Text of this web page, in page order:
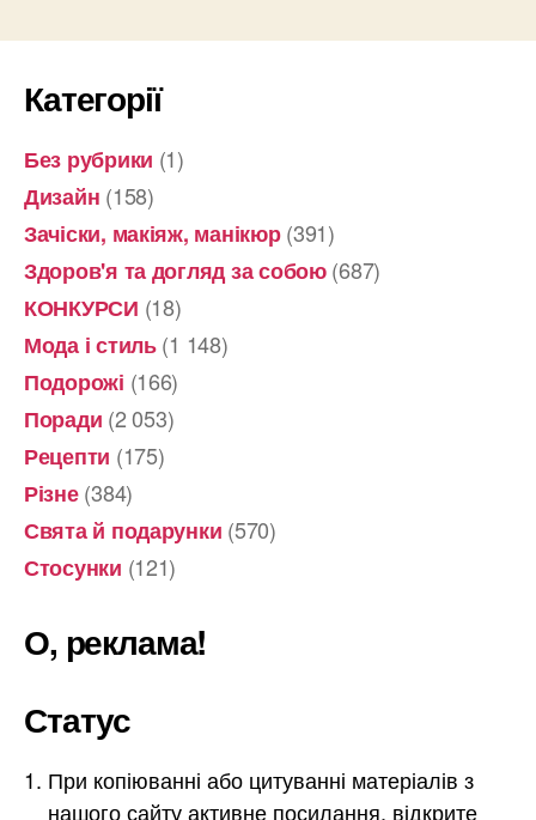
Категорії
Без рубрики (1)
Дизайн (158)
Зачіски, макіяж, манікюр(391)
Здоров'я та догляд за собою(687)
КОНКУРСИ (18)
Мода і стиль(1 148)
Подорожі (166)
Поради (2 053)
Рецепти (175)
Різне(384)
Свята й подарунки (570)
Стосунки (121)
О, реклама!
Статус
При копіюванні або цитуванні матеріалів з
нашого сайту активне посилання, відкрите